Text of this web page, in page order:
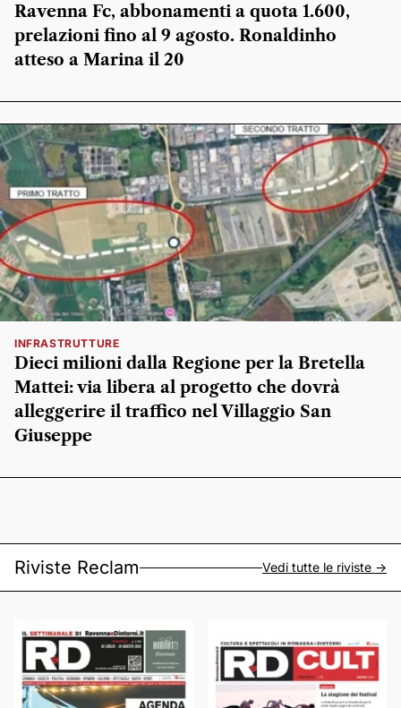
Ravenna Fc, abbonamenti a quota 1.600,
prelazioni fino al 9 agosto. Ronaldinho
atteso a Marina il 20
INFRASTRUTTURE
Dieci milioni dalla Regione per la Bretella
Mattei: via libera al progetto che dovrà
alleggerire il traffico nel Villaggio San
Giuseppe
Riviste Reclam Vedi tutte le riviste ->